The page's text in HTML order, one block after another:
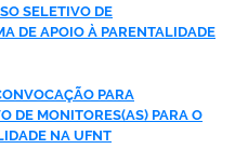
SELETIVO DE
DE APOIO À PARENTALIDADE
PARA
DE MONITORES(AS) PARA O
NA UFNT